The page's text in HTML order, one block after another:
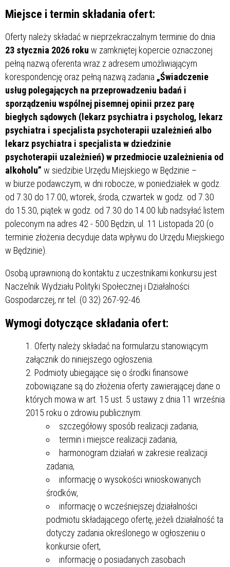
Miejsce i termin składania ofert:
Oferty należy składać w nieprzekraczalnym terminie do dnia
23 stycznia 2026 roku w zamkniętej kopercie oznaczonej
pełną nazwą oferenta wraz z adresem umożliwiającym
korespondencję oraz pełną nazwą zadania „Świadczenie
usług polegających na przeprowadzeniu badań i
sporządzeniu wspólnej pisemnej opinii przez parę
biegłych sądowych (lekarz psychiatra i psycholog, lekarz
psychiatra i specjalista psychoterapii uzależnień albo
lekarz psychiatra i specjalista w dziedzinie
psychoterapii uzależnień) w przedmiocie uzależnienia od
alkoholu” w siedzibie Urzędu Miejskiego w Będzinie –
w biurze podawczym, w dni robocze, w poniedziałek w godz.
od 7.30 do 17.00, wtorek, środa, czwartek w godz. od 7.30
do 15.30, piątek w godz. od 7.30 do 14.00 lub nadsyłać listem
poleconym na adres 42 - 500 Będzin, ul. 11 Listopada 20 (o
terminie złożenia decyduje data wpływu do Urzędu Miejskiego
w Będzinie).
Osobą uprawnioną do kontaktu z uczestnikami konkursu jest
Naczelnik Wydziału Polityki Społecznej i Działalności
Gospodarczej, nr tel. (0 32) 267-92-46.
Wymogi dotyczące składania ofert:
Oferty należy składać na formularzu stanowiącym
załącznik do niniejszego ogłoszenia.
Podmioty ubiegające się o środki finansowe
zobowiązane są do złożenia oferty zawierającej dane o
których mowa w art. 15 ust. 5 ustawy z dnia 11 września
2015 roku o zdrowiu publicznym:
szczegółowy sposób realizacji zadania,
termin i miejsce realizacji zadania,
harmonogram działań w zakresie realizacji
zadania,
informację o wysokości wnioskowanych
środków,
informację o wcześniejszej działalności
podmiotu składającego ofertę, jeżeli działalność ta
dotyczy zadania określonego w ogłoszeniu o
konkursie ofert,
informację o posiadanych zasobach